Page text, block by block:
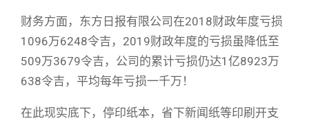
财务方面，东方日报有限公司在2018财政年度亏损
1096万6248令吉，2019财政年度的亏损虽降低至
509万3679令吉，公司的累计亏损仍达1亿8923万
638令吉，平均每年亏损一千万！
在此现实底下，停印纸本，省下新闻纸等印刷开支